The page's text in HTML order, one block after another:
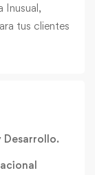
Inusual,
tus clientes